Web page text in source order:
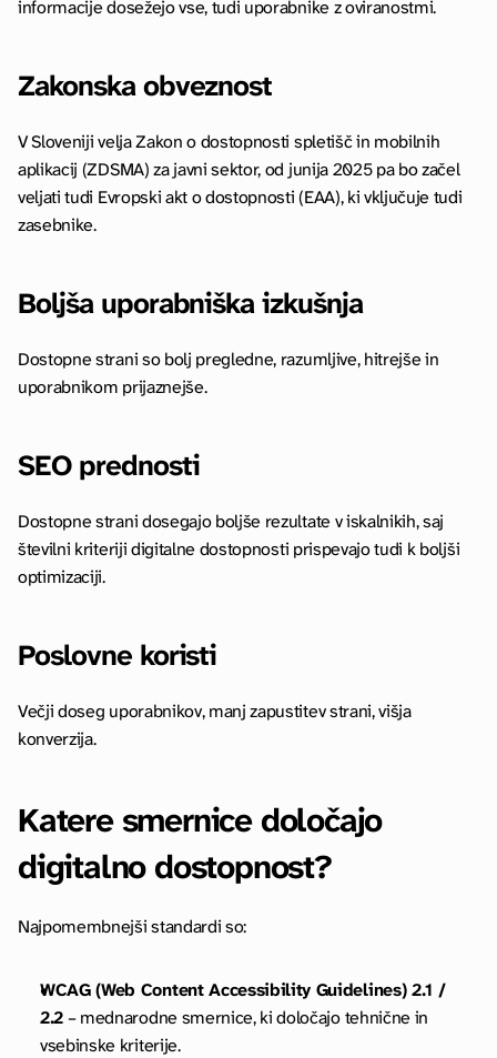
informacije dosežejo vse, tudi uporabnike z oviranostmi.
Zakonska obveznost
V Sloveniji velja Zakon o dostopnosti spletišč in mobilnih
aplikacij (ZDSMA) za javni sektor, od junija 2025 pa bo začel
veljati tudi Evropski akt o dostopnosti (EAA), ki vključuje tudi
zasebnike.
Boljša uporabniška izkušnja
Dostopne strani so bolj pregledne, razumljive, hitrejše in
uporabnikom prijaznejše.
SEO prednosti
Dostopne strani dosegajo boljše rezultate v iskalnikih, saj
številni kriteriji digitalne dostopnosti prispevajo tudi k boljši
optimizaciji.
Poslovne koristi
Večji doseg uporabnikov, manj zapustitev strani, višja
konverzija.
Katere smernice določajo
digitalno dostopnost?
Najpomembnejši standardi so:
WCAG (Web Content Accessibility Guidelines) 2.1 /
2.2 – mednarodne smernice, ki določajo tehnične in
vsebinske kriterije.